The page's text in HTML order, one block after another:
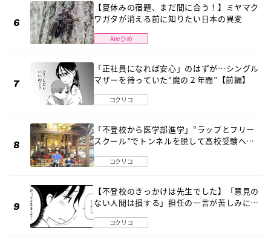
【夏休みの宿題、まだ間に合う！】ミヤマク
ワガタが消える前に知りたい日本の異変
Aneひめ
「正社員になれば安心」のはずが…シングル
マザーを待っていた“魔の２年間”【前編】
コクリコ
「不登校から医学部進学」“ラップとフリー
スクール”でトンネルを脱して高校受験へ
コクリコ
【不登校のきっかけは先生でした】「意見の
ない人間は損する」担任の一言が苦しみに…
コクリコ